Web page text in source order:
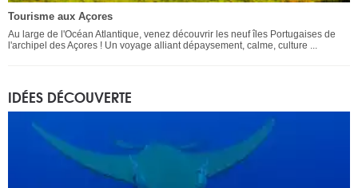
Tourisme aux Açores
Au large de l'Océan Atlantique, venez découvrir les neuf îles Portugaises de
l'archipel des Açores ! Un voyage alliant dépaysement, calme, culture ...
IDÉES DÉCOUVERTE